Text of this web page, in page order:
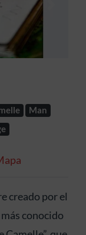
Man
creado por el
conocido